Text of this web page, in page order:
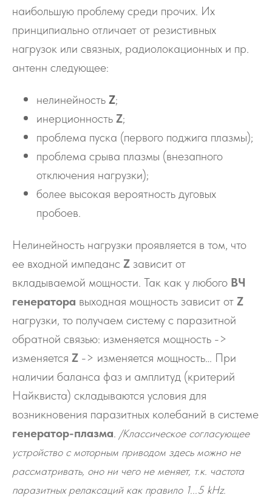
наибольшую проблему среди прочих. Их
принципиально отличает от резистивных
нагрузок или связных, радиолокационных и пр.
антенн следующее:
нелинейность Z;
инерционность Z;
проблема пуска (первого поджига плазмы);
проблема срыва плазмы (внезапного
отключения нагрузки);
более высокая вероятность дуговых
пробоев.
Нелинейность нагрузки проявляется в том, что
ее входной импеданс Z зависит от
вкладываемой мощности. Так как у любого ВЧ
генератора выходная мощность зависит от Z
нагрузки, то получаем систему с паразитной
обратной связью: изменяется мощность ->
изменяется Z -> изменяется мощность… При
наличии баланса фаз и амплитуд (критерий
Найквиста) складываются условия для
возникновения паразитных колебаний в системе
генератор-плазма. /Классическое согласующее
устройство с моторным приводом здесь можно не
рассматривать, оно ни чего не меняет, т.к. частота
паразитных релаксаций как правило 1...5 kHz.